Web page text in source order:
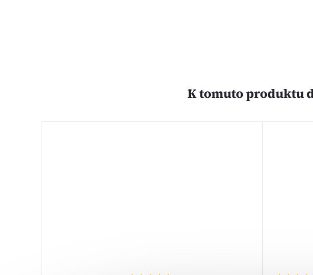
K tomuto produktu